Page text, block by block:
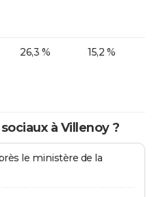
26,3 % 15,2 %
à Villenoy ?
le ministère de la